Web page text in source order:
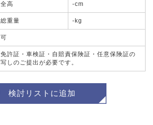
全高 -cm
総重量 -kg
可
免許証・車検証・自賠責保険証・任意保険証の
写しのご提出が必要です。
検討リストに追加